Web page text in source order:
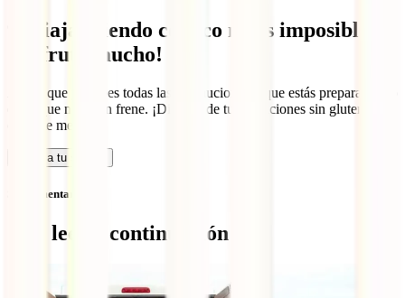
9. Viajar siendo celíaco no es imposible,
¡disfruta mucho!
Ahora que ya sabes todas las precauciones y que estás preparado, no
dejes que nada ten frene. ¡Disfruta de tus vacaciones sin gluten
como te mereces!
Calcula tu seguro
Sin comentarios
Qué leer a continuación